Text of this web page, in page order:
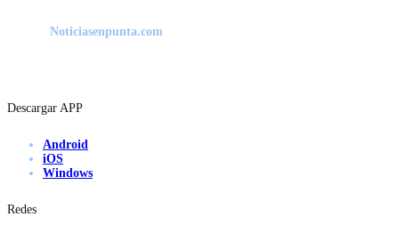
Noticiasenpunta.com
Descargar APP
Android
iOS
Windows
Redes